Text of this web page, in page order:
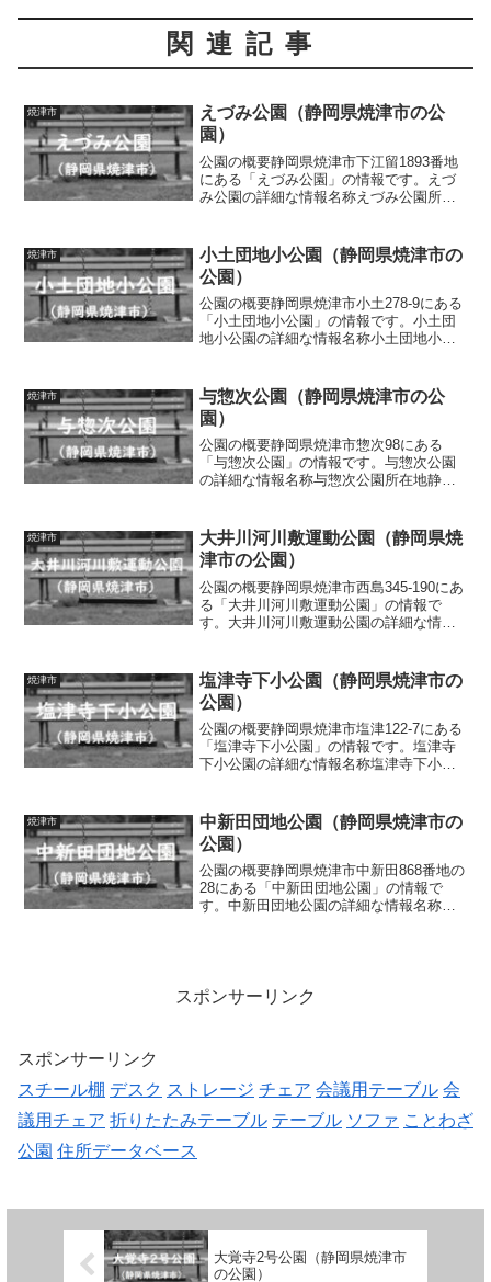
関連記事
焼津市
えづみ公園（静岡県焼津市の公
園）
公園の概要静岡県焼津市下江留1893番地
にある「えづみ公園」の情報です。えづ
み公園の詳細な情報名称えづみ公園所在
ッカーゴール、四阿、ベンチ、水道、時
計トイレの有無...
焼津市
小土団地小公園（静岡県焼津市の
公園）
公園の概要静岡県焼津市小土278-9にある
「小土団地小公園」の情報です。小土団
地小公園の詳細な情報名称小土団地小公
鉄棒、スプリング遊具、ベンチ、水道ト
イレの有無...
焼津市
与惣次公園（静岡県焼津市の公
園）
公園の概要静岡県焼津市惣次98にある
「与惣次公園」の情報です。与惣次公園
の詳細な情報名称与惣次公園所在地静岡
梯）、ブランコ、スプリング遊具、四
阿、ベンチ、水道ト...
焼津市
大井川河川敷運動公園（静岡県焼
津市の公園）
公園の概要静岡県焼津市西島345-190にあ
る「大井川河川敷運動公園」の情報で
す。大井川河川敷運動公園の詳細な情報
公園施設・遊具陸上競技場（トラック全
天候...
焼津市
塩津寺下小公園（静岡県焼津市の
公園）
公園の概要静岡県焼津市塩津122-7にある
「塩津寺下小公園」の情報です。塩津寺
下小公園の詳細な情報名称塩津寺下小公
グ遊具、ベンチトイレの有無なし車椅子
対応 トイ...
焼津市
中新田団地公園（静岡県焼津市の
公園）
公園の概要静岡県焼津市中新田868番地の
28にある「中新田団地公園」の情報で
す。中新田団地公園の詳細な情報名称中
スポンサーリンク
スポンサーリンク
スチール棚 デスク ストレージ チェア 会議用テーブル 会
議用チェア 折りたたみテーブル テーブル ソファ ことわざ
公園 住所データベース
大覚寺2号公園（静岡県焼津市
の公園）